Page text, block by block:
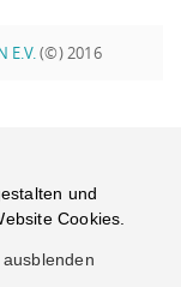
E.V.(©) 2016
und
Cookies.